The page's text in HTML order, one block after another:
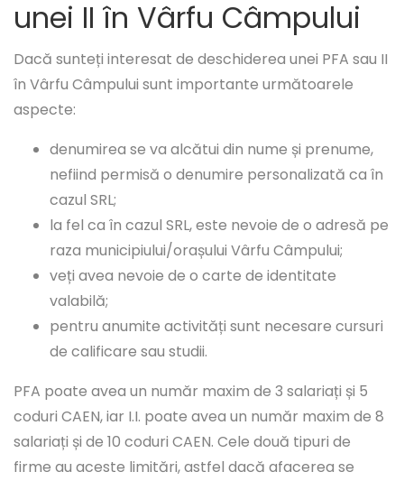
unei II în Vârfu Câmpului
Dacă sunteți interesat de deschiderea unei PFA sau II
în Vârfu Câmpului sunt importante următoarele
aspecte:
denumirea se va alcătui din nume și prenume,
nefiind permisă o denumire personalizată ca în
cazul SRL;
la fel ca în cazul SRL, este nevoie de o adresă pe
raza municipiului/orașului Vârfu Câmpului;
veți avea nevoie de o carte de identitate
valabilă;
pentru anumite activități sunt necesare cursuri
de calificare sau studii.
PFA poate avea un număr maxim de 3 salariați și 5
coduri CAEN, iar I.I. poate avea un număr maxim de 8
salariați și de 10 coduri CAEN. Cele două tipuri de
firme au aceste limitări, astfel dacă afacerea se